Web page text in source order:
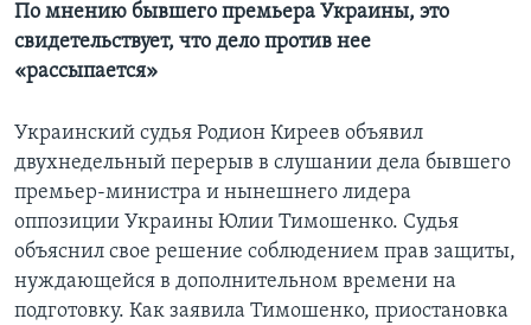
Языки
По мнению бывшего премьера Украины, это
свидетельствует, что дело против нее
«рассыпается»
Украинский судья Родион Киреев объявил
двухнедельный перерыв в слушании дела бывшего
премьер-министра и нынешнего лидера
оппозиции Украины Юлии Тимошенко. Судья
объяснил свое решение соблюдением прав защиты,
нуждающейся в дополнительном времени на
подготовку. Как заявила Тимошенко, приостановка